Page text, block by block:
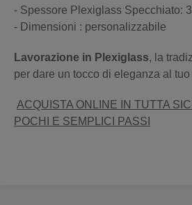
- Spessore Plexiglass Specchiato:
- Dimensioni : personalizzabile
Lavorazione in Plexiglass, la
per dare un tocco di eleganza al tuo
ACQUISTA ONLINE IN TUTTA
POCHI E SEMPLICI PASSI